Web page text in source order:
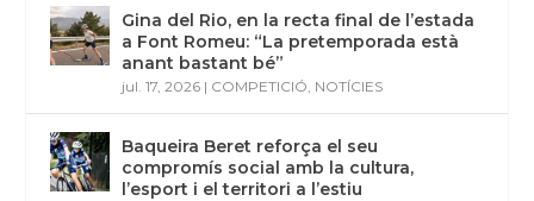
Gina del Rio, en la recta final de l’estada
a Font Romeu: “La pretemporada està
anant bastant bé”
jul. 17, 2026 | COMPETICIÓ NOTÍCIES
Baqueira Beret reforça el seu
compromís social amb la cultura,
l’esport i el territori a l’estiu